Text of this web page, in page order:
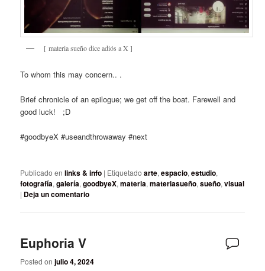
[ materia sueño dice adiós a X ]
To whom this may concern.. .
Brief chronicle of an epilogue; we get off the boat. Farewell and
good luck! ;D
#goodbyeX #useandthrowaway #next
Publicado en links & info | Etiquetado arte,espacio,estudio,
fotografía,galería,goodbyeX,materia,materiasueño,sueño,visual
| Deja un comentario
Euphoria V
Posted onjulio 4, 2024